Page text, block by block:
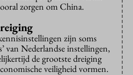
zorgen om China.
zijn soms
van Nederlandse instellingen,
de grootste dreiging
veiligheid vormen.